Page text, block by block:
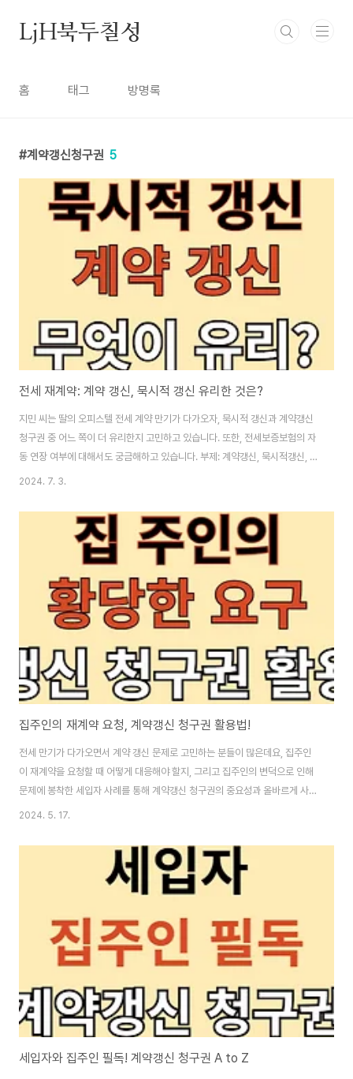
LjH북두칠성
홈 태그 방명록
계약갱신청구권 5
전세 재계약: 계약 갱신, 묵시적 갱신 유리한 것은?
지민 씨는 딸의 오피스텔 전세 계약 만기가 다가오자, 묵시적 갱신과 계약갱신
청구권 중 어느 쪽이 더 유리한지 고민하고 있습니다. 또한, 전세보증보험의 자
동 연장 여부에 대해서도 궁금해하고 있습니다. 부제: 계약갱신, 묵시적갱신, 전
세 보증보험이 글의 순서0. 이 글의 요약1. 전세계약 연장 및 절차2. 불리한 계
이 글의 요약 ▣ 지민 씨는 딸의 오피스텔 전세 계약 만기에 따른 갱신 방법을
고민하고 있습니다.▣ 묵시적 갱신은 임대인과 세입자 간에 아무런 대화가 없
을 때 자동으로 연장됩니다.▣ 계약갱신 청구권을 사용하면 임대료 인상 가능
2024. 7. 3.
집주인의 재계약 요청, 계약갱신 청구권 활용법!
전세 만기가 다가오면서 계약 갱신 문제로 고민하는 분들이 많은데요, 집주인
이 재계약을 요청할 때 어떻게 대응해야 할지, 그리고 집주인의 변덕으로 인해
문제에 봉착한 세입자 사례를 통해 계약갱신 청구권의 중요성과 올바르게 사용
하는 방법을 살펴보겠습니다. 부제: 세입자를 위한 계약갱신 청구권 가이드 이
새 집주인과 계약갱신청구권4. 청구권과 임대료 인상 상한5. 결론6. 도움 되는
글0. 이 글의 요약 ▣ 전세 만기가 다가오면서 집주인의 재계약 요청에 고민하
는 사람들을 위한 글입니다.▣ 계약갱신 청구권을 활용하면, 세입자는 2년을
2024. 5. 17.
세입자와 집주인 필독! 계약갱신 청구권 A to Z